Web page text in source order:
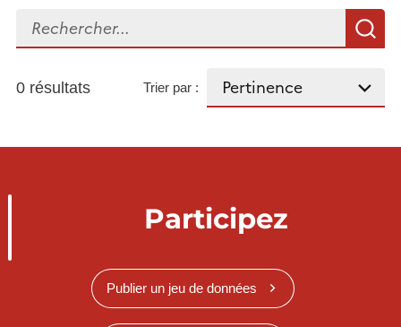
Rechercher...
0 résultats Trier par :
Participez
Publier un jeu de données